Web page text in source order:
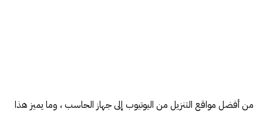
من أفضل مواقع التنزيل من اليوتيوب إلى جهاز الحاسب ، وما يميز هذا